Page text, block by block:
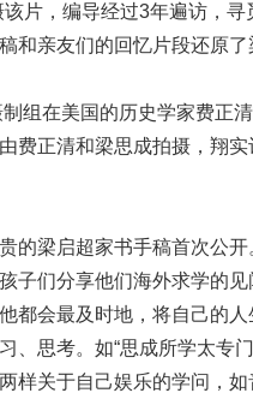
该片，编导经过3年遍访，
和亲友们的回忆片段还原了
在美国的历史学家费正清
费正清和梁思成拍摄，翔
梁启超家书手稿首次公开
子们分享他们海外求学的
都会最及时地，将自己的
、思考。如“思成所学太专
样关于自己娱乐的学问，